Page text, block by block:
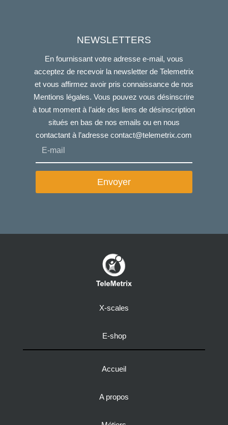
NEWSLETTERS
En fournissant votre adresse e-mail, vous
acceptez de recevoir la newsletter de Telemetrix
et vous affirmez avoir pris connaissance de nos
Mentions légales. Vous pouvez vous désinscrire
à tout moment à l’aide des liens de désinscription
situés en bas de nos emails ou en nous
contactant à l’adressecontact@telemetrix.com
Envoyer
X-scales
E-shop
Accueil
A propos